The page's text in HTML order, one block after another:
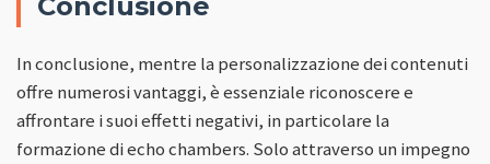
Conclusione
In conclusione, mentre la personalizzazione dei contenuti
offre numerosi vantaggi, è essenziale riconoscere e
affrontare i suoi effetti negativi, in particolare la
formazione di echo chambers. Solo attraverso un impegno